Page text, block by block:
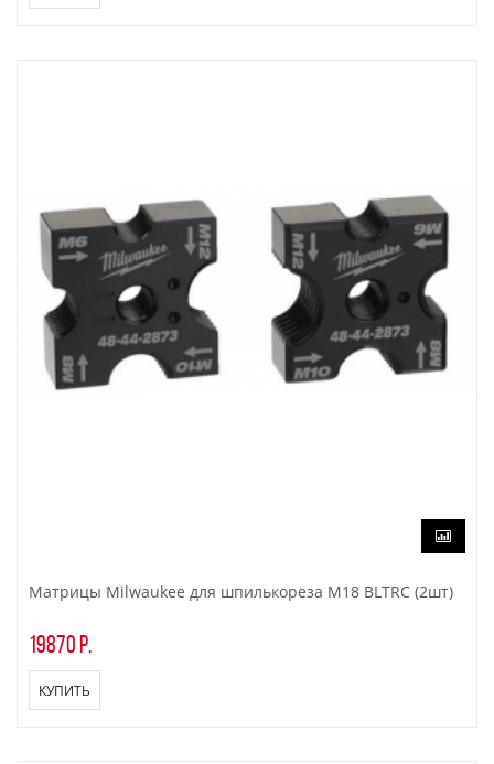
Матрицы Milwaukee для шпилькореза M18 BLTRC (2шт)
19870 р.
КУПИТЬ